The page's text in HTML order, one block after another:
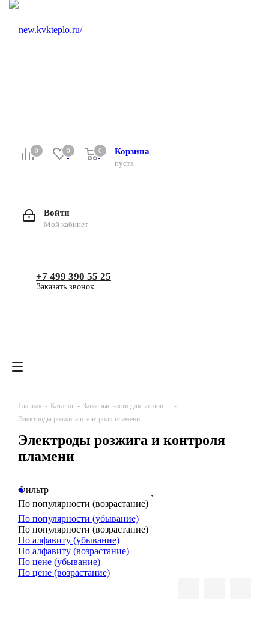
0 0 Корзина
0
пуста
0
Войти
Мой кабинет
+7 499 390 55 25
Заказать звонок
Главная - Каталог - Запасные части для котлов
-
Электроды розжига и контроля пламени
Электроды розжига и контроля
пламени
Фильтр
По популярности (возрастание)
По популярности (убывание)
По популярности (возрастание)
По алфавиту (убывание)
По алфавиту (возрастание)
По цене (убывание)
По цене (возрастание)